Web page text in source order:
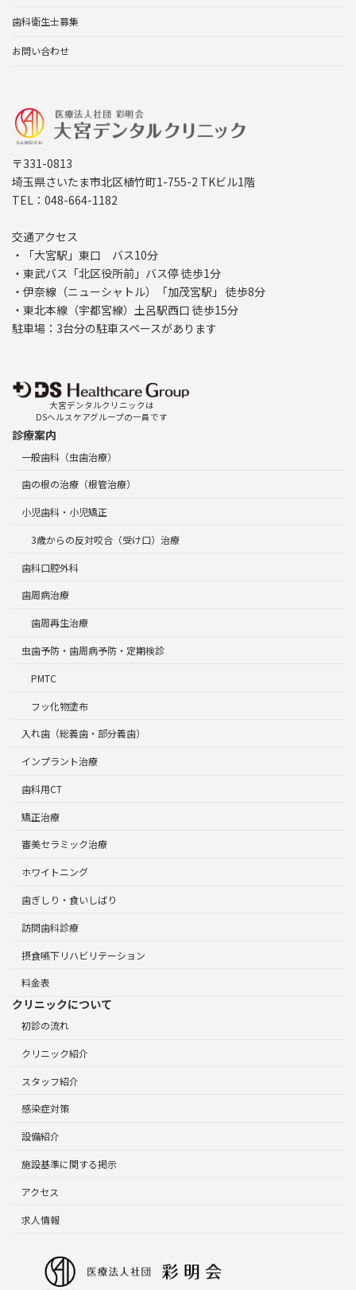
歯科衛生士募集
お問い合わせ
〒331-0813
埼玉県さいたま市北区植竹町1-755-2 TKビル1階
TEL：048-664-1182
交通アクセス
・「大宮駅」東口 バス10分
・東武バス「北区役所前」バス停 徒歩1分
・伊奈線（ニューシャトル）「加茂宮駅」 徒歩8分
・東北本線（宇都宮線）土呂駅西口 徒歩15分
駐車場：3台分の駐車スペースがあります
大宮デンタルクリニックは
DSヘルスケアグループの一員です
診療案内
一般歯科（虫歯治療）
歯の根の治療（根管治療）
小児歯科・小児矯正
3歳からの反対咬合（受け口）治療
歯科口腔外科
歯周病治療
歯周再生治療
虫歯予防・歯周病予防・定期検診
PMTC
フッ化物塗布
入れ歯（総義歯・部分義歯）
インプラント治療
歯科用CT
矯正治療
審美セラミック治療
ホワイトニング
歯ぎしり・食いしばり
訪問歯科診療
摂食嚥下リハビリテーション
料金表
クリニックについて
初診の流れ
クリニック紹介
スタッフ紹介
感染症対策
設備紹介
施設基準に関する掲示
アクセス
求人情報